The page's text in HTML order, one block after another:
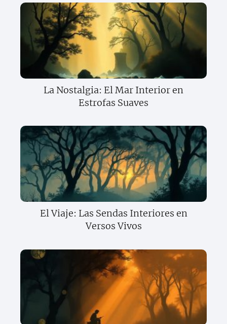
La Nostalgia: El Mar Interior en
Estrofas Suaves
El Viaje: Las Sendas Interiores en
Versos Vivos